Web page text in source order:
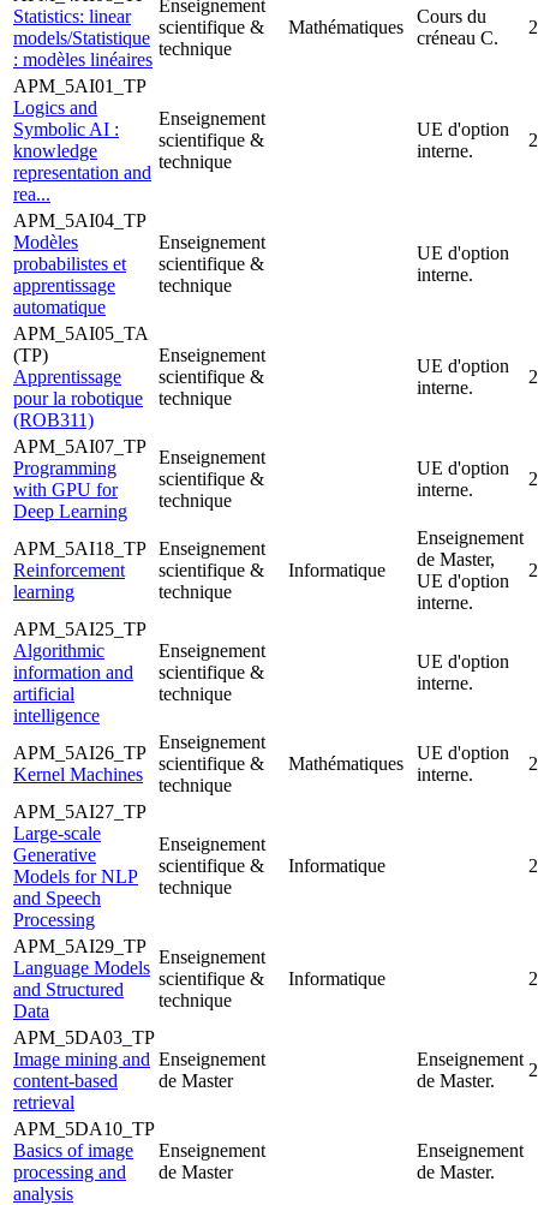
Statistics: linear
models/Statistique
: modèles linéaires
Enseignement
scientifique &
technique
Mathématiques
Cours du
créneau C.
APM_5AI01_TP
Logics and
Symbolic AI :
knowledge
representation and
rea...
Enseignement
scientifique &
technique
UE d'option
interne.
APM_5AI04_TP
Modèles
probabilistes et
apprentissage
automatique
Enseignement
scientifique &
technique
UE d'option
interne.
APM_5AI05_TA
(TP)
Apprentissage
pour la robotique
(ROB311)
Enseignement
scientifique &
technique
UE d'option
interne.
APM_5AI07_TP
Programming
with GPU for
Deep Learning
Enseignement
scientifique &
technique
UE d'option
interne.
APM_5AI18_TP
Reinforcement
learning
Enseignement
scientifique &
technique
Informatique
Enseignement
de Master,
UE d'option
interne.
APM_5AI25_TP
Algorithmic
information and
artificial
intelligence
Enseignement
scientifique &
technique
UE d'option
interne.
APM_5AI26_TP
Kernel Machines
Enseignement
scientifique &
technique
Mathématiques
UE d'option
interne.
APM_5AI27_TP
Large-scale
Generative
Models for NLP
and Speech
Processing
Enseignement
scientifique &
technique
Informatique
APM_5AI29_TP
Language Models
and Structured
Data
Enseignement
scientifique &
technique
Informatique
APM_5DA03_TP
Image mining and
content-based
retrieval
Enseignement
de Master
Enseignement
de Master.
APM_5DA10_TP
Basics of image
processing and
analysis
Enseignement
de Master
Enseignement
de Master.